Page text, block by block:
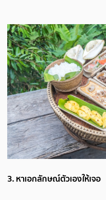
3. หาเอกลักษณ์ตัวเองให้เจอ